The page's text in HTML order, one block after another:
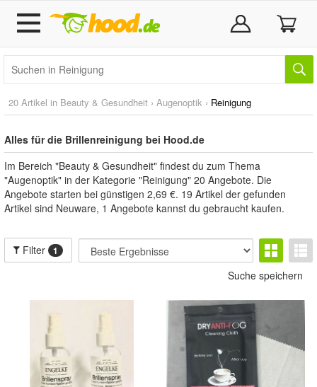
20 Artikel in Beauty & Gesundheit › Augenoptik › Reinigung
Alles für die Brillenreinigung bei Hood.de
Im Bereich "Beauty & Gesundheit" findest du zum Thema
"Augenoptik" in der Kategorie "Reinigung" 20 Angebote. Die
Angebote starten bei günstigen 2,69 €. 19 Artikel der gefunden
Artikel sind Neuware, 1 Angebote kannst du gebraucht kaufen.
Filter 1
Suche speichern